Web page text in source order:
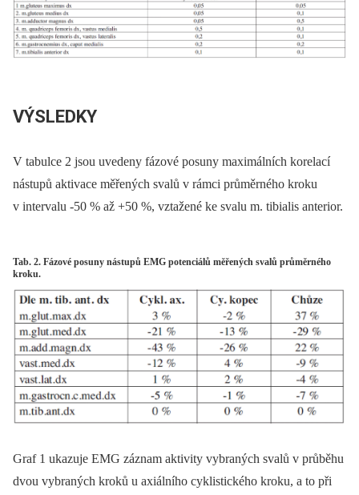
VÝSLEDKY
V tabulce 2 jsou uvedeny fázové posuny maximálních korelací
nástupů aktivace měřených svalů v rámci průměrného kroku
v intervalu -50 % až +50 %, vztažené ke svalu m. tibialis anterior.
Tab. 2. Fázové posuny nástupů EMG potenciálů měřených svalů průměrného
kroku.
Graf 1 ukazuje EMG záznam aktivity vybraných svalů v průběhu
dvou vybraných kroků u axiálního cyklistického kroku, a to při